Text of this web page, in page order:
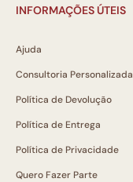
INFORMAÇÕES ÚTEIS
Ajuda
Consultoria Personalizada
Política de Devolução
Política de Entrega
Política de Privacidade
Quero Fazer Parte